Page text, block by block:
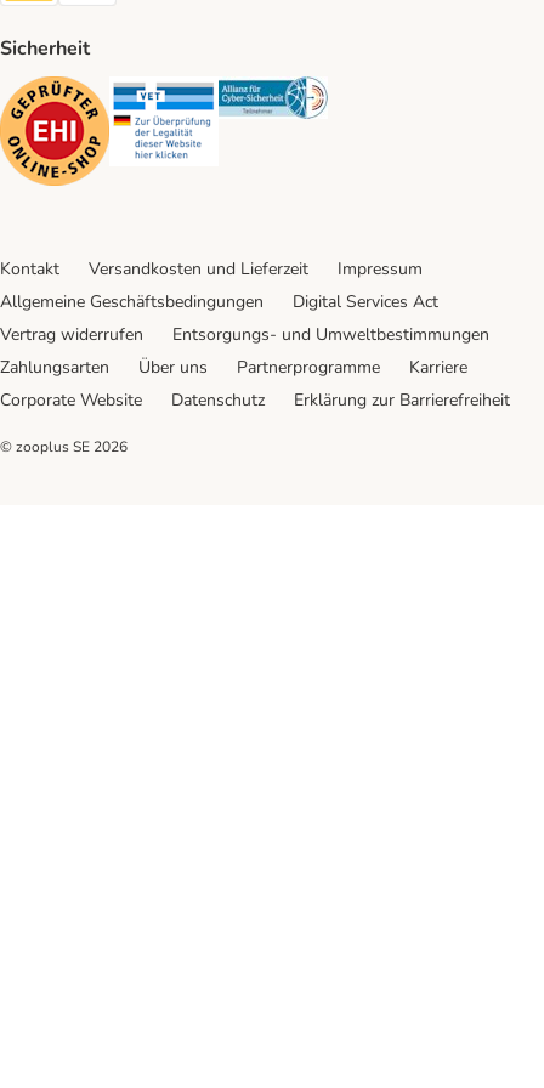
Sicherheit
Security Security Security
Kontakt Versandkosten und Lieferzeit
Impressum
Allgemeine Geschäftsbedingungen
Digital Services Act
Vertrag widerrufen
Entsorgungs- und Umweltbestimmungen
Zahlungsarten
Über uns Partnerprogramme
Karriere
Corporate Website
Datenschutz Erklärung zur Barrierefreiheit
© zooplus SE 2026